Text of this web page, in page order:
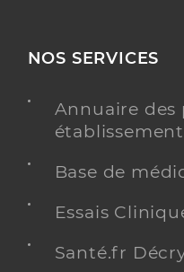
NOS SERVICES
Annuaire des
Base de
Essais
Santé.fr